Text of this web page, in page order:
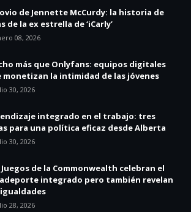
de Jennette McCurdy: la historia de
de la ex estrella de ‘iCarly’
08, 2026
más que Onlyfans: equipos digitales
monetizan la intimidad de las jóvenes
30, 2026
integrado en el trabajo: tres
para una política eficaz desde Alberta
30, 2026
Juegos de la Commonwealth celebran el
integrado pero también revelan
28, 2026